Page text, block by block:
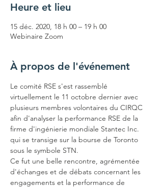
Heure et lieu
15 déc. 2020, 18 h 00 – 19 h 00
Webinaire Zoom
À propos de l'événement
Le comité RSE s'est rassemblé
virtuellement le 11 octobre dernier avec
plusieurs membres volontaires du CIRQC
afin d'analyser la performance RSE de la
firme d'ingénierie mondiale Stantec Inc.
qui se transige sur la bourse de Toronto
sous le symbole STN.
Ce fut une belle rencontre, agrémentée
d'échanges et de débats concernant les
engagements et la performance de